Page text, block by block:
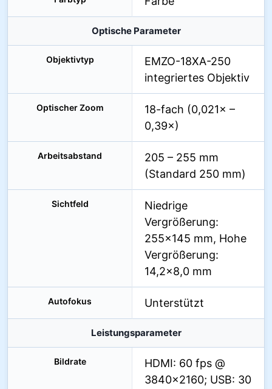
Optische Parameter
Objektivtyp
EMZO-18XA-250
integriertes Objektiv
Optischer Zoom
18-fach (0,021× –
0,39×)
Arbeitsabstand
205 – 255 mm
(Standard 250 mm)
Sichtfeld
Niedrige
Vergrößerung:
255×145 mm, Hohe
Vergrößerung:
14,2×8,0 mm
Autofokus Unterstützt
Leistungsparameter
Bildrate
HDMI: 60 fps @
3840×2160; USB: 30